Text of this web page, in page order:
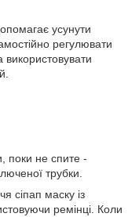
усунути
регулювати
поки не спите -
трубки.
сіпап маску із
ремінці. Коли